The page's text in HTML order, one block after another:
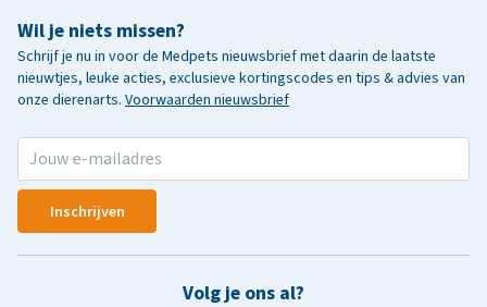
Wil je niets missen?
Schrijf je nu in voor de Medpets nieuwsbrief met daarin de laatste
nieuwtjes, leuke acties, exclusieve kortingscodes en tips & advies van
onze dierenarts. Voorwaarden nieuwsbrief
Inschrijven
Volg je ons al?